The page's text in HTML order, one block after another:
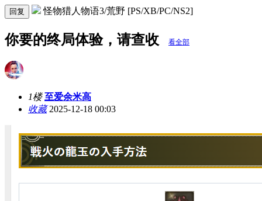
回复 怪物猎人物语3/荒野 [PS/XB/PC/NS2]
你要的终局体验，请查收 看全部
1楼 至爱余米高
收藏2025-12-18 00:03